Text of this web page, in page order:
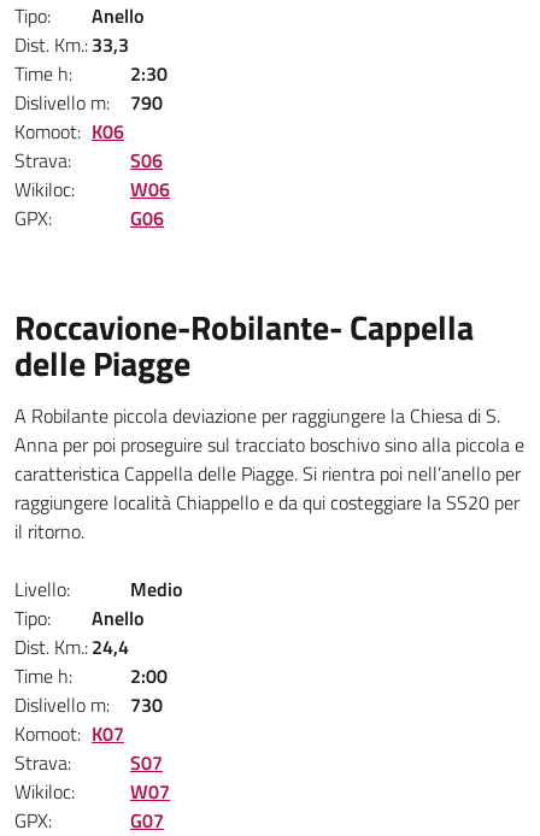
Tipo:
Anello
Dist. Km.:33,3
Time h:
2:30
Dislivello m:
790
Komoot: K06
Strava:
S06
Wikiloc:
W06
GPX:
G06
Roccavione-Robilante- Cappella
delle Piagge
A Robilante piccola deviazione per raggiungere la Chiesa di S.
Anna per poi proseguire sul tracciato boschivo sino alla piccola e
caratteristica Cappella delle Piagge. Si rientra poi nell’anello per
raggiungere località Chiappello e da qui costeggiare la SS20 per
il ritorno.
Livello:
Medio
Tipo:
Anello
Dist. Km.:24,4
Time h:
2:00
Dislivello m:
730
Komoot: K07
Strava:
S07
Wikiloc:
W07
GPX:
G07